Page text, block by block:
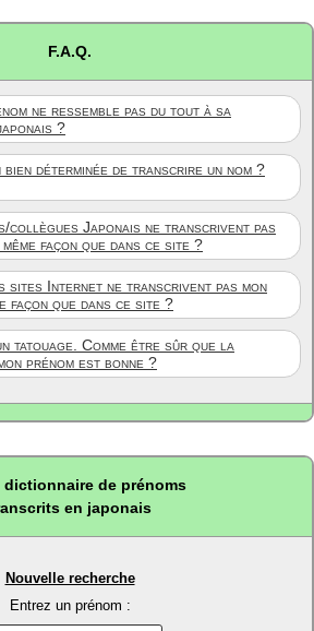
F.A.Q.
ne ressemble pas du tout à sa
?
déterminée de transcrire un nom ?
collègues Japonais ne transcrivent pas
façon que dans ce site ?
sites Internet ne transcrivent pas mon
façon que dans ce site ?
tatouage. Comme être sûr que la
prénom est bonne ?
dictionnaire de prénoms
en japonais
Nouvelle recherche
Entrez un prénom :